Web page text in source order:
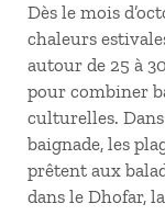
Dès le mois
chaleurs
autour de 25 à
pour combiner
culturelles.
baignade, les
prêtent aux
dans le Dhofar,